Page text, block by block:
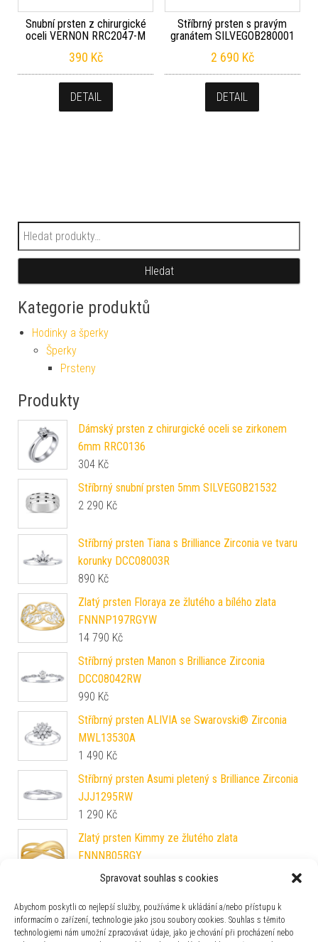
Spravovat souhlas s cookies
Abychom poskytli co nejlepší služby, používáme k ukládání a/nebo přístupu k
informacím o zařízení, technologie jako jsou soubory cookies. Souhlas s těmito
technologiemi nám umožní zpracovávat údaje, jako je chování při procházení nebo
Snubní prsten z chirurgické
oceli VERNON RRC2047-M
390 Kč
DETAIL
Stříbrný prsten s pravým
granátem SILVEGOB280001
2 690 Kč
DETAIL
Hledat:
Hledat
Kategorie produktů
Hodinky a šperky
Šperky
Prsteny
Produkty
Dámský prsten z chirurgické oceli se zirkonem
6mm RRC0136
304 Kč
Stříbrný snubní prsten 5mm SILVEGOB21532
2 290 Kč
Stříbrný prsten Tiana s Brilliance Zirconia ve tvaru
korunky DCC08003R
890 Kč
Zlatý prsten Floraya ze žlutého a bílého zlata
FNNNP197RGYW
14 790 Kč
Stříbrný prsten Manon s Brilliance Zirconia
DCC08042RW
990 Kč
Stříbrný prsten ALIVIA se Swarovski® Zirconia
MWL13530A
1 490 Kč
Stříbrný prsten Asumi pletený s Brilliance Zirconia
JJJ1295RW
1 290 Kč
Zlatý prsten Kimmy ze žlutého zlata
FNNNB05RGY
12 390Kč
Safírem JJJRK985
2 290 Kč